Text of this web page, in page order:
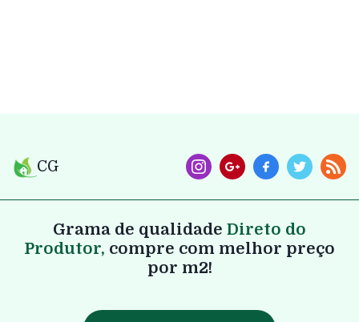
CG
Grama de qualidade Direto do
Produtor, compre com melhor preço
por m2!